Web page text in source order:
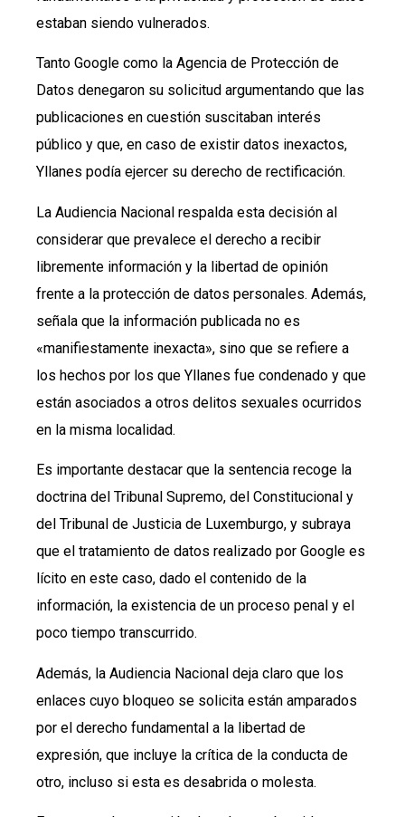
estaban siendo vulnerados.
Tanto Google como la Agencia de Protección de
Datos denegaron su solicitud argumentando que las
publicaciones en cuestión suscitaban interés
público y que, en caso de existir datos inexactos,
Yllanes podía ejercer su derecho de rectificación.
La Audiencia Nacional respalda esta decisión al
considerar que prevalece el derecho a recibir
libremente información y la libertad de opinión
frente a la protección de datos personales. Además,
señala que la información publicada no es
«manifiestamente inexacta», sino que se refiere a
los hechos por los que Yllanes fue condenado y que
están asociados a otros delitos sexuales ocurridos
en la misma localidad.
Es importante destacar que la sentencia recoge la
doctrina del Tribunal Supremo, del Constitucional y
del Tribunal de Justicia de Luxemburgo, y subraya
que el tratamiento de datos realizado por Google es
lícito en este caso, dado el contenido de la
información, la existencia de un proceso penal y el
poco tiempo transcurrido.
Además, la Audiencia Nacional deja claro que los
enlaces cuyo bloqueo se solicita están amparados
por el derecho fundamental a la libertad de
expresión, que incluye la crítica de la conducta de
otro, incluso si esta es desabrida o molesta.